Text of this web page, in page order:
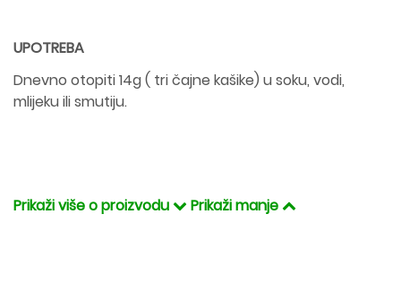
UPOTREBA
Dnevno otopiti 14g ( tri čajne kašike) u soku, vodi,
mlijeku ili smutiju.
Prikaži više o proizvodu Prikaži manje